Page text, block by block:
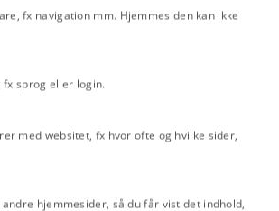
fx navigation mm. Hjemmesiden kan ikke
sprog eller login.
med websitet, fx hvor ofte og hvilke sider,
hjemmesider, så du får vist det indhold,